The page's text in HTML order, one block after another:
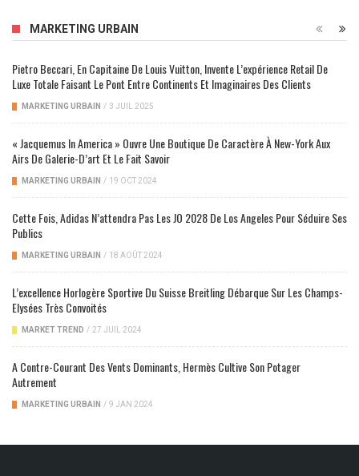
MARKETING URBAIN
Pietro Beccari, En Capitaine De Louis Vuitton, Invente L’expérience Retail De
Luxe Totale Faisant Le Pont Entre Continents Et Imaginaires Des Clients
MARKETING URBAIN / 3 JUIL 2025
« Jacquemus In America » Ouvre Une Boutique De Caractère À New-York Aux
Airs De Galerie-D’art Et Le Fait Savoir
MARKETING URBAIN / 19 OCT 2024
Cette Fois, Adidas N’attendra Pas Les JO 2028 De Los Angeles Pour Séduire Ses
Publics
MARKETING URBAIN / 18 AOÛT 2024
L’excellence Horlogère Sportive Du Suisse Breitling Débarque Sur Les Champs-
Elysées Très Convoités
MARKET TREND / 27 JUIL 2024
A Contre-Courant Des Vents Dominants, Hermès Cultive Son Potager
Autrement
MARKETING URBAIN / 9 JAN 2024